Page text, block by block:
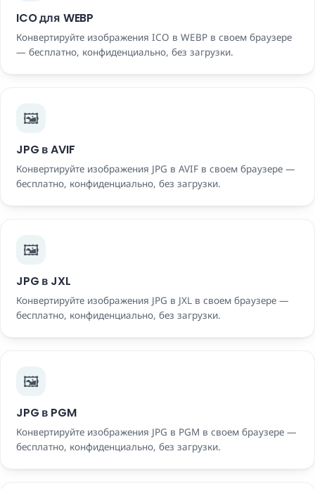
ICO для WEBP
Конвертируйте изображения ICO в WEBP в своем браузере
— бесплатно, конфиденциально, без загрузки.
🖼️
JPG в AVIF
Конвертируйте изображения JPG в AVIF в своем браузере —
бесплатно, конфиденциально, без загрузки.
🖼️
JPG в JXL
Конвертируйте изображения JPG в JXL в своем браузере —
бесплатно, конфиденциально, без загрузки.
🖼️
JPG в PGM
Конвертируйте изображения JPG в PGM в своем браузере —
бесплатно, конфиденциально, без загрузки.